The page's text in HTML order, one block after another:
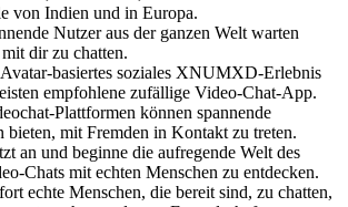
von Indien und in Europa.
Nutzer aus der ganzen Welt warten
dir zu chatten.
basiertes soziales XNUMXD-Erlebnis
empfohlene zufällige Video-Chat-App.
Plattformen können spannende
bieten, mit Fremden in Kontakt zu treten.
an und beginne die aufregende Welt des
Chats mit echten Menschen zu entdecken.
echte Menschen, die bereit sind, zu chatten,